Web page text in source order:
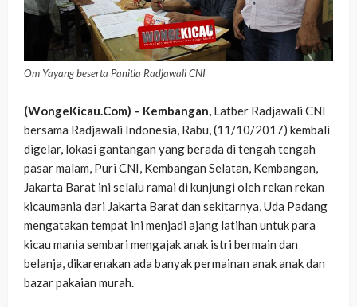
Om Yayang beserta Panitia Radjawali CNI
(WongeKicau.Com) – Kembangan, Latber Radjawali CNI
bersama Radjawali Indonesia, Rabu, (11/10/2017) kembali
digelar, lokasi gantangan yang berada di tengah tengah
pasar malam, Puri CNI, Kembangan Selatan, Kembangan,
Jakarta Barat ini selalu ramai di kunjungi oleh rekan rekan
kicaumania dari Jakarta Barat dan sekitarnya, Uda Padang
mengatakan tempat ini menjadi ajang latihan untuk para
kicau mania sembari mengajak anak istri bermain dan
belanja, dikarenakan ada banyak permainan anak anak dan
bazar pakaian murah.